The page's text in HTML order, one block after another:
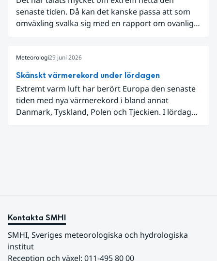
senaste tiden. Då kan det kanske passa att som
omväxling svalka sig med en rapport om ovanligt
Meteorologi29 juni 2026
Skånskt värmerekord under lördagen
Extremt varm luft har berört Europa den senaste
tiden med nya värmerekord i bland annat
Danmark, Tyskland, Polen och Tjeckien. I lördags
Kontakta SMHI
SMHI, Sveriges meteorologiska och hydrologiska
institut
Reception och växel: 011-495 80 00